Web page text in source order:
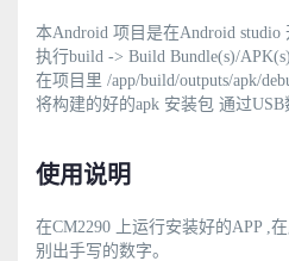
本Android 项目是在Android studio
执行build -> Build Bundle(s)/
在项目里 /app/build/outputs/apk/
将构建的好的apk 安装包 通过USB
使用说明
在CM2290 上运行安装好的APP ,
别出手写的数字。